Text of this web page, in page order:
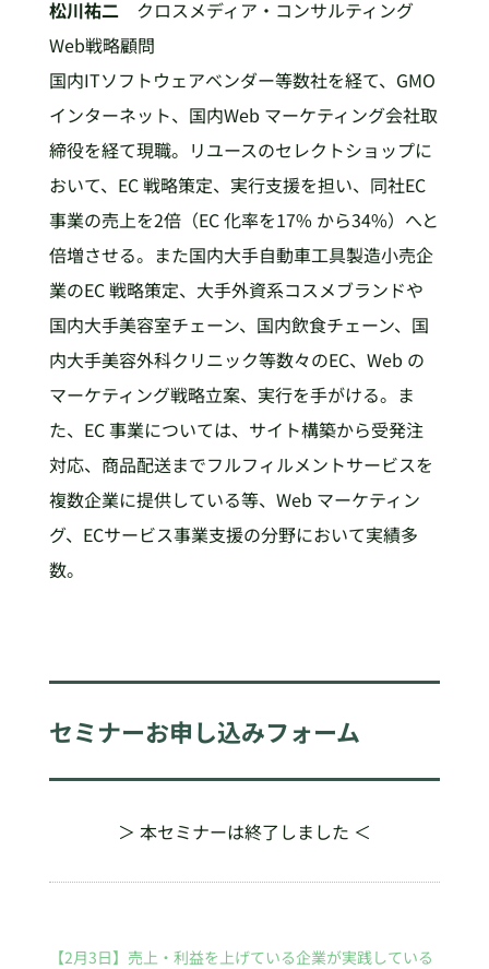
松川祐二クロスメディア・コンサルティング
Web戦略顧問
国内ITソフトウェアベンダー等数社を経て、GMO
インターネット、国内Web マーケティング会社取
締役を経て現職。リユースのセレクトショップに
おいて、EC 戦略策定、実行支援を担い、同社EC
事業の売上を2倍（EC 化率を17% から34%）へと
倍増させる。また国内大手自動車工具製造小売企
業のEC 戦略策定、大手外資系コスメブランドや
国内大手美容室チェーン、国内飲食チェーン、国
内大手美容外科クリニック等数々のEC、Web の
マーケティング戦略立案、実行を手がける。ま
た、EC 事業については、サイト構築から受発注
対応、商品配送までフルフィルメントサービスを
複数企業に提供している等、Web マーケティン
グ、ECサービス事業支援の分野において実績多
数。
セミナーお申し込みフォーム
＞ 本セミナーは終了しました ＜
【2月3日】売上・利益を上げている企業が実践している